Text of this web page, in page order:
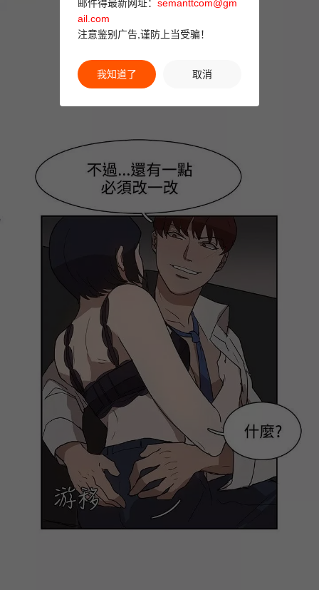
邮件得最新网址： semanttcom@gm
ail.com
注意鉴别广告,谨防上当受骗！
我知道了 取消